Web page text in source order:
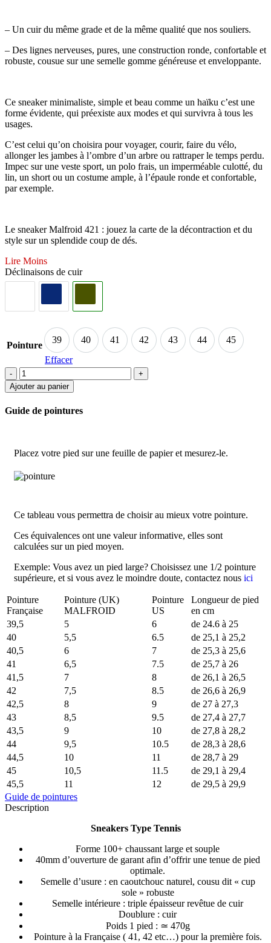
– Un cuir du même grade et de la même qualité que nos souliers.
– Des lignes nerveuses, pures, une construction ronde, confortable et
robuste, cousue sur une semelle gomme généreuse et enveloppante.
Ce sneaker minimaliste, simple et beau comme un haïku c’est une
forme évidente, qui préexiste aux modes et qui survivra à tous les
usages.
C’est celui qu’on choisira pour voyager, courir, faire du vélo,
allonger les jambes à l’ombre d’un arbre ou rattraper le temps perdu.
Impec sur une veste sport, un polo frais, un imperméable culotté, du
lin, un short ou un costume ample, à l’épaule ronde et confortable,
par exemple.
Le sneaker Malfroid 421 : jouez la carte de la décontraction et du
style sur un splendide coup de dés.
Lire Moins
Déclinaisons de cuir
Pointure
39
39 40
40 41
41 42
42 43
43 44
44 45
45
Effacer
Ajouter au panier
Guide de pointures
Placez votre pied sur une feuille de papier et mesurez-le.
Ce tableau vous permettra de choisir au mieux votre pointure.
Ces équivalences ont une valeur informative, elles sont
calculées sur un pied moyen.
Exemple: Vous avez un pied large? Choisissez une 1/2 pointure
supérieure, et si vous avez le moindre doute, contactez nous ici
Pointure
Française
Pointure (UK)
MALFROID
Pointure
US
Longueur de pied
en cm
39,5
5 6
de 24.6 à 25
40
5,5 6.5
de 25,1 à 25,2
40,5
6 7
de 25,3 à 25,6
41
6,5 7.5
de 25,7 à 26
41,5
7 8
de 26,1 à 26,5
42
7,5 8.5
de 26,6 à 26,9
42,5
8 9
de 27 à 27,3
43
8,5 9.5
de 27,4 à 27,7
43,5
9 10
de 27,8 à 28,2
44
9,5 10.5
de 28,3 à 28,6
44,5
10 11
de 28,7 à 29
45
10,5 11.5
de 29,1 à 29,4
45,5
11 12
de 29,5 à 29,9
Guide de pointures
Description
Sneakers Type Tennis
Forme 100+ chaussant large et souple
40mm d’ouverture de garant afin d’offrir une tenue de pied
optimale.
Semelle d’usure : en caoutchouc naturel, cousu dit « cup
sole » robuste
Semelle intérieure : triple épaisseur revêtue de cuir
Doublure : cuir
Poids 1 pied : ≃ 470g
Pointure à la Française ( 41, 42 etc…) pour la première fois.